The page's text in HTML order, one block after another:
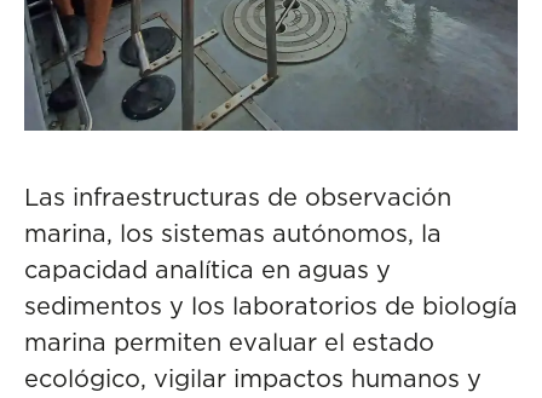
Las infraestructuras de observación
marina, los sistemas autónomos, la
capacidad analítica en aguas y
sedimentos y los laboratorios de biología
marina permiten evaluar el estado
ecológico, vigilar impactos humanos y